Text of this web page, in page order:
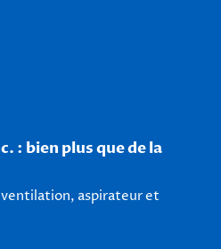
: bien plus que de la
aspirateur et